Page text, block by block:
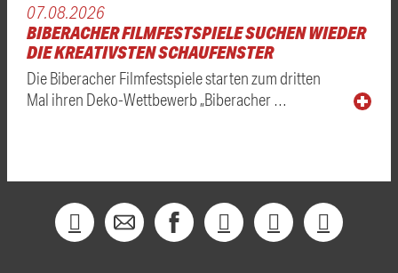
07.08.2026
BIBERACHER FILMFESTSPIELE SUCHEN WIEDER
DIE KREATIVSTEN SCHAUFENSTER
Die Biberacher Filmfestspiele starten zum dritten
Mal ihren Deko-Wettbewerb „Biberacher …